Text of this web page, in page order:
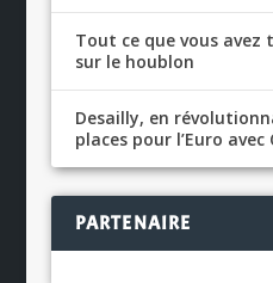
Tout ce que vous avez
sur le houblon
Desailly, en
places pour l’Euro avec
PARTENAIRE